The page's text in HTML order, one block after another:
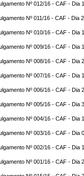
Nº 012/16 - CAF - Dia
Nº 011/16 - CAF - Dia
Nº 010/16 - CAF - Dia
Nº 009/16 - CAF - Dia
Nº 008/16 - CAF - Dia
Nº 007/16 - CAF - Dia
Nº 006/16 - CAF - Dia
Nº 005/16 - CAF - Dia
Nº 004/16 - CAF - Dia
Nº 003/16 - CAF - Dia
Nº 002/16 - CAF - Dia
Nº 001/16 - CAF - Dia